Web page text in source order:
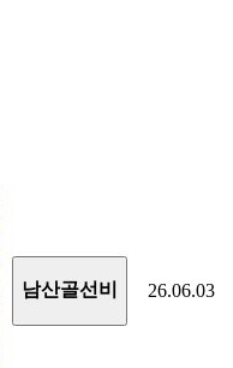
남산골선비 26.06.03